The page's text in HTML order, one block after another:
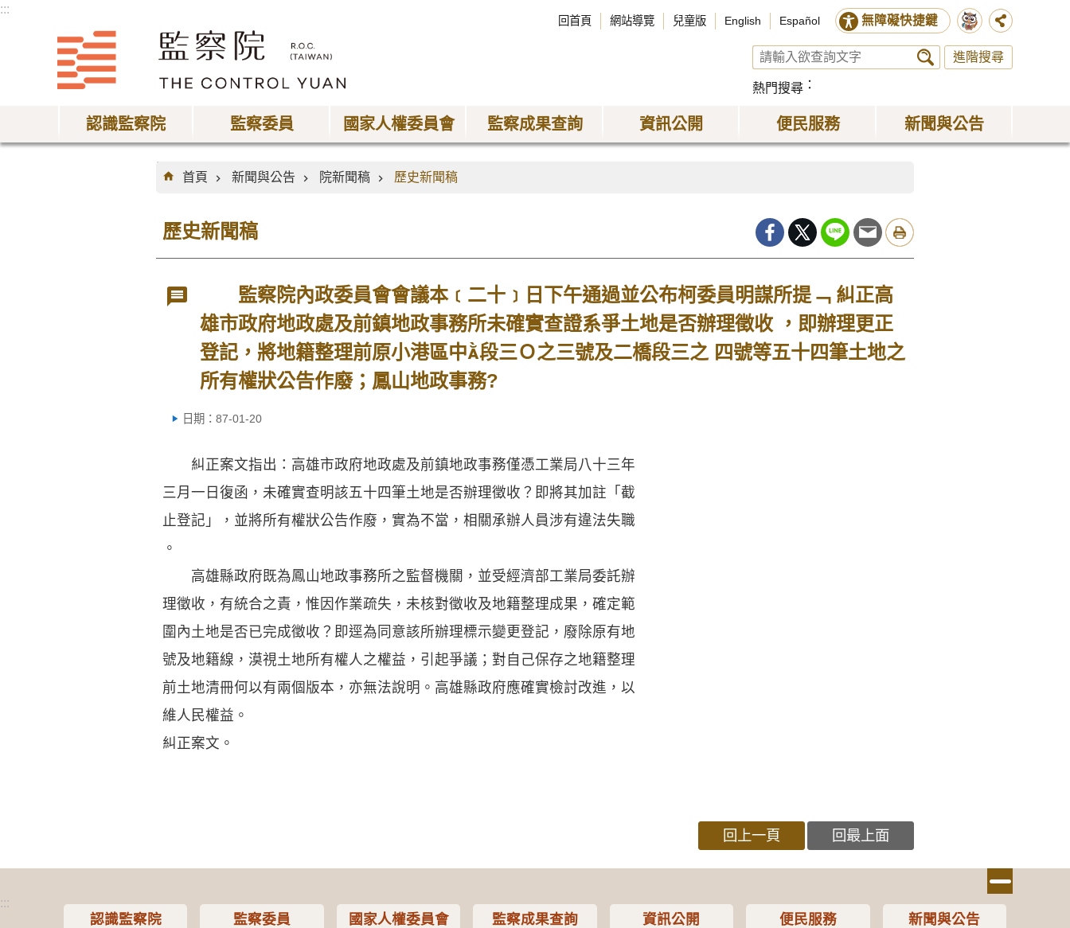
:::
回首頁 網站導覽 兒童版 English Español 無障礙快捷鍵
進階搜尋
熱門搜尋
認識監察院 監察委員 國家人權委員會 監察成果查詢 資訊公開 便民服務 新聞與公告
:::
首頁
新聞與公告 院新聞稿 歷史新聞稿
歷史新聞稿
監察院內政委員會會議本﹝二十﹞日下午通過並公布柯委員明謀所提﹁ 糾正高
雄市政府地政處及前鎮地政事務所未確實查證系爭土地是否辦理徵收 ，即辦理更正
登記，將地籍整理前原小港區中段三Ｏ之三號及二橋段三之 四號等五十四筆土地之
所有權狀公告作廢；鳳山地政事務?
日期：87-01-20
糾正案文指出：高雄市政府地政處及前鎮地政事務僅憑工業局八十三年
三月一日復函，未確實查明該五十四筆土地是否辦理徵收？即將其加註「截
止登記」，並將所有權狀公告作廢，實為不當，相關承辦人員涉有違法失職
。
高雄縣政府既為鳳山地政事務所之監督機關，並受經濟部工業局委託辦
理徵收，有統合之責，惟因作業疏失，未核對徵收及地籍整理成果，確定範
圍內土地是否已完成徵收？即逕為同意該所辦理標示變更登記，廢除原有地
號及地籍線，漠視土地所有權人之權益，引起爭議；對自己保存之地籍整理
前土地清冊何以有兩個版本，亦無法說明。高雄縣政府應確實檢討改進，以
維人民權益。
糾正案文。
回上一頁 回最上面
:::
認識監察院 監察委員 國家人權委員會 監察成果查詢 資訊公開 便民服務 新聞與公告